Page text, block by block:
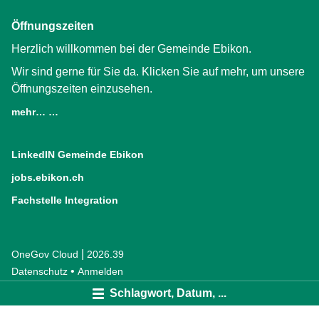
Schlagwort, Datum, ...
Öffnungszeiten
Herzlich willkommen bei der Gemeinde Ebikon.
Wir sind gerne für Sie da. Klicken Sie auf mehr, um unsere
Öffnungszeiten einzusehen.
mehr… …
LinkedIN Gemeinde Ebikon
jobs.ebikon.ch
Fachstelle Integration
OneGov Cloud (External Link)
2026.39
Datenschutz (External Link)
Anmelden